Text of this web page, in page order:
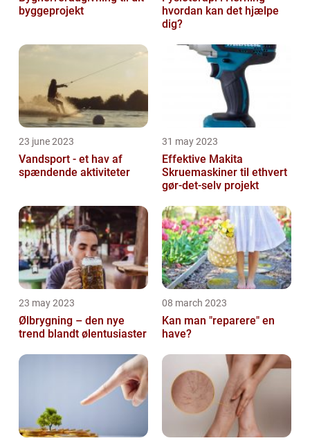
byggeprojekt
hvordan kan det hjælpe
dig?
23 june 2023
Vandsport - et hav af
spændende aktiviteter
31 may 2023
Effektive Makita
Skruemaskiner til ethvert
gør-det-selv projekt
23 may 2023
Ølbrygning – den nye
trend blandt ølentusiaster
08 march 2023
Kan man "reparere" en
have?